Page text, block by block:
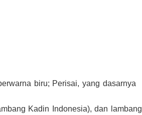
biru; Perisai, yang dasarnya
Kadin Indonesia), dan lambang